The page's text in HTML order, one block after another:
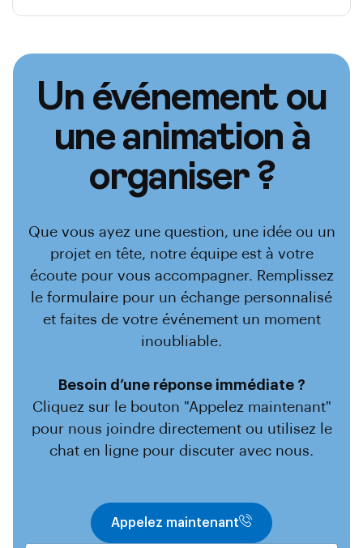
Un événement ou
une animation à
organiser ?
Que vous ayez une question, une idée ou un
projet en tête, notre équipe est à votre
écoute pour vous accompagner. Remplissez
le formulaire pour un échange personnalisé
et faites de votre événement un moment
inoubliable.
Besoin d’une réponse immédiate ?
Cliquez sur le bouton "Appelez maintenant"
pour nous joindre directement ou utilisez le
chat en ligne pour discuter avec nous.
Appelez maintenant